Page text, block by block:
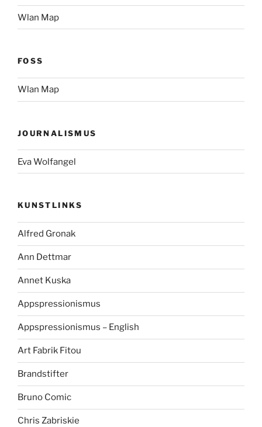
Wlan Map
FOSS
Wlan Map
JOURNALISMUS
Eva Wolfangel
KUNSTLINKS
Alfred Gronak
Ann Dettmar
Annet Kuska
Appspressionismus
Appspressionismus – English
Art Fabrik Fitou
Brandstifter
Bruno Comic
Chris Zabriskie